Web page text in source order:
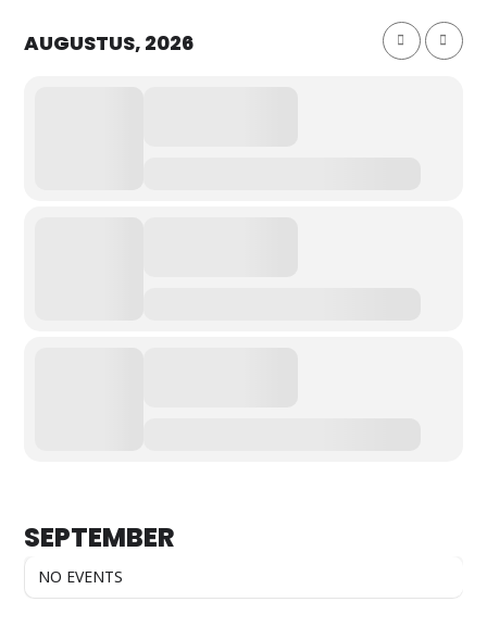
AUGUSTUS, 2026
SEPTEMBER
NO EVENTS